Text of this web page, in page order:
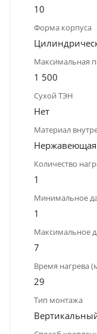
10
Форма корпуса
Максимальная
1 500
Сухой ТЭН
Нет
Материал
Нержавеющая
Количество
1
Минимальное
1
Максимальное
7
Время нагрева
29
Тип монтажа